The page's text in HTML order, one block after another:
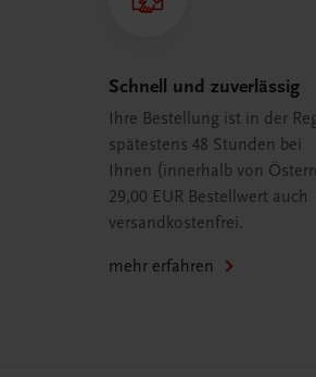
Schnell und zuverlässig
Ihre Bestellung ist in der
spätestens 48 Stunden bei
Ihnen (innerhalb von
29,00 EUR Bestellwert auch
versandkostenfrei.
mehr erfahren